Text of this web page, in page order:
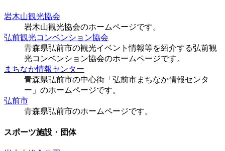
岩木山観光協会
岩木山観光協会のホームページです。
弘前観光コンベンション協会
青森県弘前市の観光イベント情報等を紹介する弘前観
光コンベンション協会のホームページです。
まちなか情報センター
青森県弘前市の中心街「弘前市まちなか情報センタ
ー」のホームページです。
弘前市
青森県弘前市のホームページです。
スポーツ施設・団体